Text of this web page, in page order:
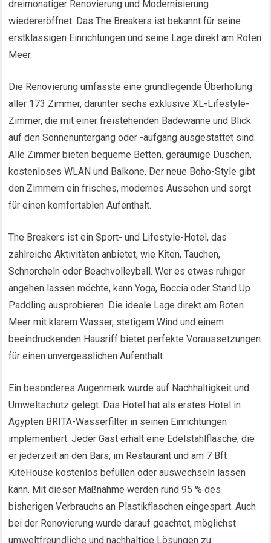
dreimonatiger Renovierung und Modernisierung
wiedereröffnet. Das The Breakers ist bekannt für seine
erstklassigen Einrichtungen und seine Lage direkt am Roten
Meer.
Die Renovierung umfasste eine grundlegende Überholung
aller 173 Zimmer, darunter sechs exklusive XL-Lifestyle-
Zimmer, die mit einer freistehenden Badewanne und Blick
auf den Sonnenuntergang oder -aufgang ausgestattet sind.
Alle Zimmer bieten bequeme Betten, geräumige Duschen,
kostenloses WLAN und Balkone. Der neue Boho-Style gibt
den Zimmern ein frisches, modernes Aussehen und sorgt
für einen komfortablen Aufenthalt.
The Breakers ist ein Sport- und Lifestyle-Hotel, das
zahlreiche Aktivitäten anbietet, wie Kiten, Tauchen,
Schnorcheln oder Beachvolleyball. Wer es etwas ruhiger
angehen lassen möchte, kann Yoga, Boccia oder Stand Up
Paddling ausprobieren. Die ideale Lage direkt am Roten
Meer mit klarem Wasser, stetigem Wind und einem
beeindruckenden Hausriff bietet perfekte Voraussetzungen
für einen unvergesslichen Aufenthalt.
Ein besonderes Augenmerk wurde auf Nachhaltigkeit und
Umweltschutz gelegt. Das Hotel hat als erstes Hotel in
Ägypten BRITA-Wasserfilter in seinen Einrichtungen
implementiert. Jeder Gast erhält eine Edelstahlflasche, die
er jederzeit an den Bars, im Restaurant und am 7 Bft
KiteHouse kostenlos befüllen oder auswechseln lassen
kann. Mit dieser Maßnahme werden rund 95 % des
bisherigen Verbrauchs an Plastikflaschen eingespart. Auch
bei der Renovierung wurde darauf geachtet, möglichst
umweltfreundliche und nachhaltige Lösungen zu